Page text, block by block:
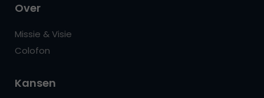
Over
Missie & Visie
Colofon
Kansen